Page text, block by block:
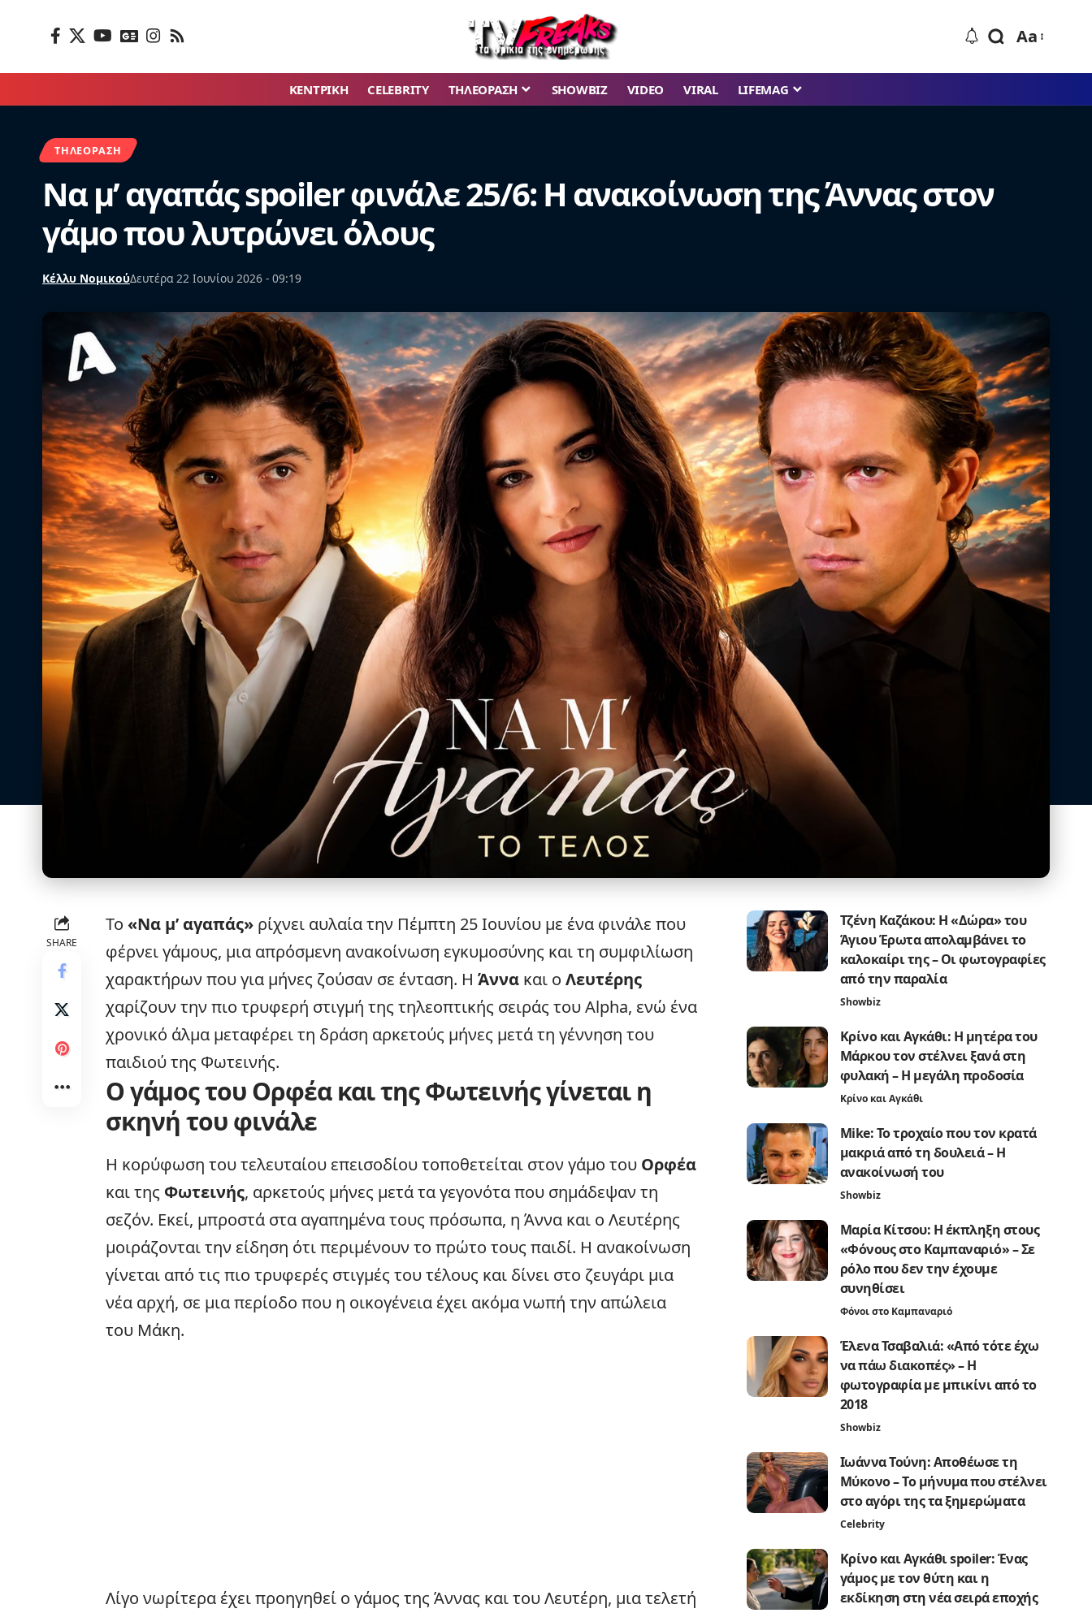
Aa
ΚΕΝΤΡΙΚΗ CELEBRITY ΤΗΛΕΟΡΑΣΗ SHOWBIZ VIDEO VIRAL LIFEMAG
ΤΗΛΕΌΡΑΣΗ
Να μ’ αγαπάς spoiler φινάλε 25/6: Η ανακοίνωση της Άννας στον
γάμο που λυτρώνει όλους
Κέλλυ ΝομικούΔευτέρα 22 Ιουνίου 2026 - 09:19
SHARE
Το «Να μ’ αγαπάς» ρίχνει αυλαία την Πέμπτη 25 Ιουνίου με ένα φινάλε που
φέρνει γάμους, μια απρόσμενη ανακοίνωση εγκυμοσύνης και τη συμφιλίωση
χαρακτήρων που για μήνες ζούσαν σε ένταση. Η Άννα και ο Λευτέρης
χαρίζουν την πιο τρυφερή στιγμή της τηλεοπτικής σειράς τουAlpha, ενώ ένα
χρονικό άλμα μεταφέρει τη δράση αρκετούς μήνες μετά τη γέννηση του
παιδιού της Φωτεινής.
Ο γάμος του Ορφέα και της Φωτεινής γίνεται η
σκηνή του φινάλε
Η κορύφωση του τελευταίου επεισοδίου τοποθετείται στον γάμο του Ορφέα
και της Φωτεινής, αρκετούς μήνες μετά τα γεγονότα που σημάδεψαν τη
σεζόν. Εκεί, μπροστά στα αγαπημένα τους πρόσωπα, η Άννα και ο Λευτέρης
μοιράζονται την είδηση ότι περιμένουν το πρώτο τους παιδί. Η ανακοίνωση
γίνεται από τις πιο τρυφερές στιγμές του τέλους και δίνει στο ζευγάρι μια
νέα αρχή, σε μια περίοδο που η οικογένεια έχει ακόμα νωπή την απώλεια
του Μάκη.
Λίγο νωρίτερα έχει προηγηθεί ο γάμος της Άννας και του Λευτέρη, μια τελετή
Τζένη Καζάκου: Η «Δώρα» του
Άγιου Έρωτα απολαμβάνει το
καλοκαίρι της – Οι φωτογραφίες
από την παραλία
Showbiz
Κρίνο και Αγκάθι: Η μητέρα του
Μάρκου τον στέλνει ξανά στη
φυλακή – Η μεγάλη προδοσία
Κρίνο και Αγκάθι
Mike: Το τροχαίο που τον κρατά
μακριά από τη δουλειά – Η
ανακοίνωσή του
Showbiz
Μαρία Κίτσου: Η έκπληξη στους
«Φόνους στο Καμπαναριό» – Σε
ρόλο που δεν την έχουμε
συνηθίσει
Φόνοι στο Καμπαναριό
Έλενα Τσαβαλιά: «Από τότε έχω
να πάω διακοπές» – Η
φωτογραφία με μπικίνι από το
2018
Showbiz
Ιωάννα Τούνη: Αποθέωσε τη
Μύκονο – Το μήνυμα που στέλνει
στο αγόρι της τα ξημερώματα
Celebrity
Κρίνο και Αγκάθι spoiler: Ένας
γάμος με τον θύτη και η
εκδίκηση στη νέα σειρά εποχής